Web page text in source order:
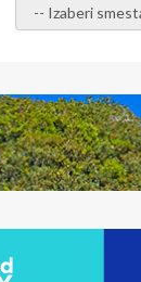
- Izaberite smestaj -